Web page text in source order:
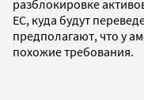
разблокировке
ЕС, куда будут
предполагают, что у
похожие требования.